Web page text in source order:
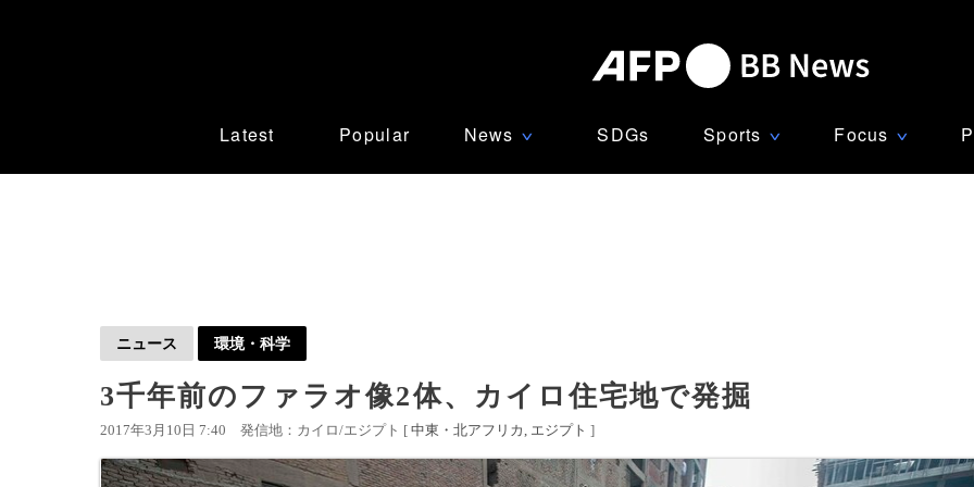
Latest Popular News ∨ SDGs Sports ∨ Focus ∨
ニュース 環境・科学
3千年前のファラオ像2体、カイロ住宅地で発掘
2017年3月10日 7:40 発信地：カイロ/エジプト [ 中東・北アフリカ エジプト ]